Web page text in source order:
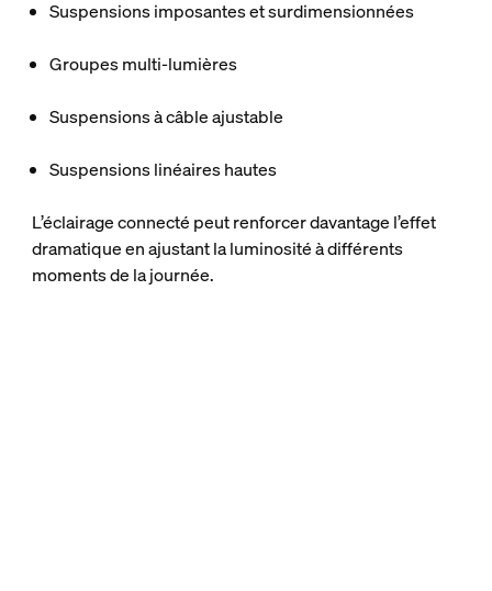
Suspensions imposantes et surdimensionnées
Groupes multi-lumières
Suspensions à câble ajustable
Suspensions linéaires hautes
L’éclairage connecté peut renforcer davantage l’effet
dramatique en ajustant la luminosité à différents
moments de la journée.